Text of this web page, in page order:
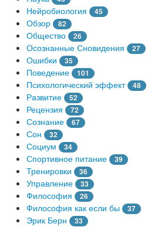
Нейробиология 45
Обзор 82
Общество 26
Осознанные Сновидения 27
Ошибки 35
Поведение 101
Психологический эффект 48
Развитие 52
Рецензия 72
Сознание 67
Сон 32
Социум 34
Спортивное питание 39
Тренировки 36
Управление 33
Философия 26
Философия как если бы 37
Эрик Берн
33